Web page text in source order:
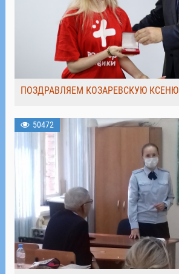
ПОЗДРАВЛЯЕМ КОЗАРЕВСКУЮ КСЕНЮ
50472